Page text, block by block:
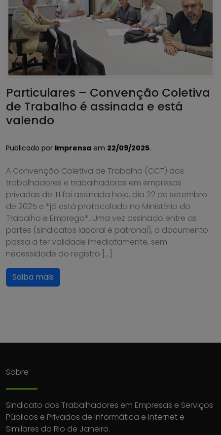
Particulares – Convenção Coletiva
de Trabalho é assinada e está
valendo
Publicado por Imprensa em 22/09/2025.
A Convenção Coletiva de Trabalho (CCT) dos
trabalhadores e trabalhadoras em empresas
privadas de TI foi assinada hoje, dia 22 de setembro
de 2025 e *já está protocolada no Ministério do
Trabalho e Emprego*. Uma vez assinado entre as
partes (sindicatos laboral e patronal), o documento
passa a ter validade imediatamente, sem
necessidade do registro […]
Saiba mais
Sobre
Sindicato dos Trabalhadores em Empresas e Serviços
Públicos e Privados de Informática e Internet e
Similares do Rio de Janeiro.